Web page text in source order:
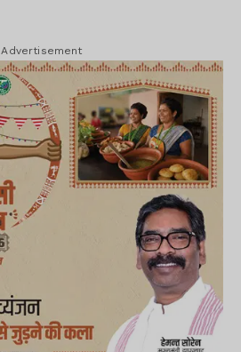
Advertisement